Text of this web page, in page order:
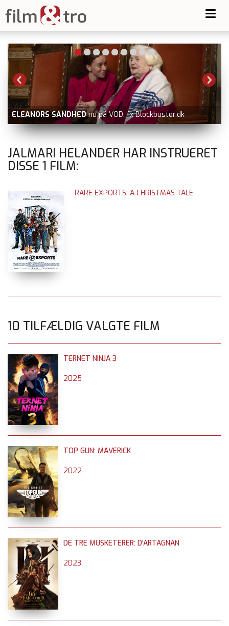
ELEANORS SANDHED nu på VOD, fx Blockbuster.dk
JALMARI HELANDER HAR INSTRUERET
DISSE 1 FILM:
RARE EXPORTS: A CHRISTMAS TALE
10 TILFÆLDIG VALGTE FILM
TERNET NINJA 3
2025
TOP GUN: MAVERICK
2022
DE TRE MUSKETERER: D'ARTAGNAN
2023